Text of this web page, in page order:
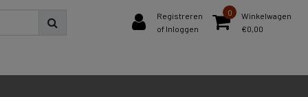
Registreren
of Inloggen
0
Winkelwagen
€0,00